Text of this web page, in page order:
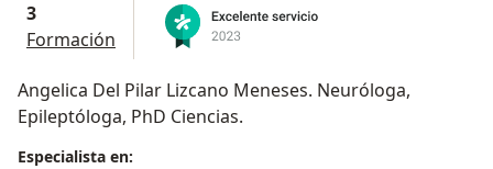
3
Formación
Angelica Del Pilar Lizcano Meneses. Neuróloga,
Epileptóloga, PhD Ciencias.
Especialista en: